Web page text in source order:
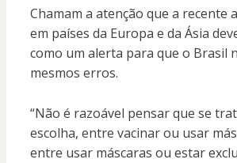
Chamam a atenção que a recente
em países da Europa e da Ásia
como um alerta para que o Brasil
mesmos erros.
“Não é razoável pensar que se
escolha, entre vacinar ou usar
entre usar máscaras ou estar